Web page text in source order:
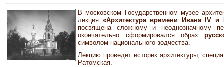
В московском Государственном музее
лекция «Архитектура времени Ивана IV и
посвящена сложному и неоднозначному
окончательно
сформировался образ
символом национального зодчества.
Лекцию проведёт историк архитектуры,
Ратомская.